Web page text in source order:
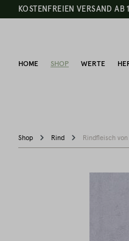
KOSTENFREIEN VERSAND AB
HOME SHOP WERTE
Shop Rind Rindfleisch